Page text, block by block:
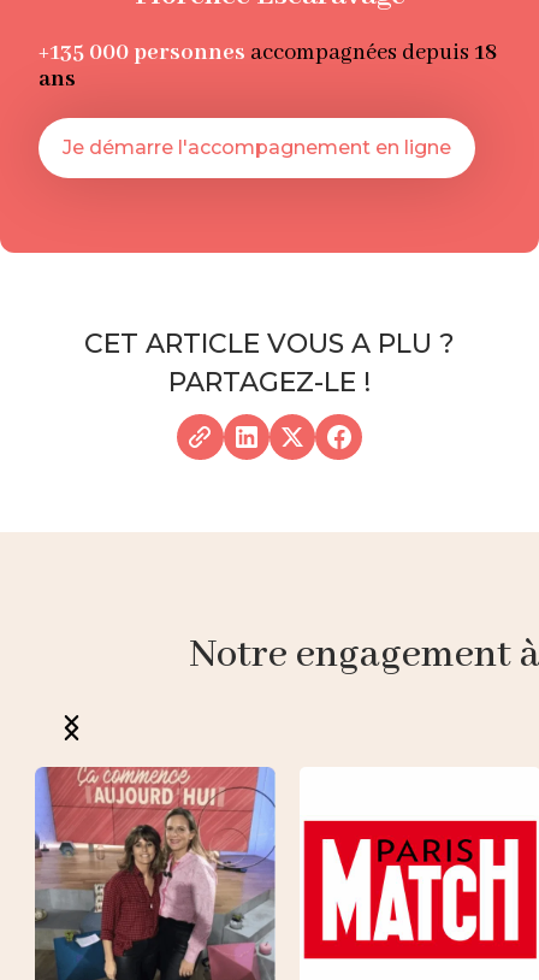
+135 000 personnes accompagnées depuis 18
ans
Je démarre l'accompagnement en ligne
CET ARTICLE VOUS A PLU ?
PARTAGEZ-LE !
Notre engagement